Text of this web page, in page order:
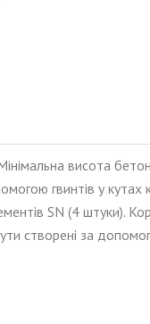
висота
гвинтів у
SN (4 штуки).
створені за